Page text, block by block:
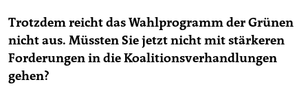
Trotzdem reicht das Wahlprogramm der Grünen
nicht aus. Müssten Sie jetzt nicht mit stärkeren
Forderungen in die Koalitionsverhandlungen
gehen?